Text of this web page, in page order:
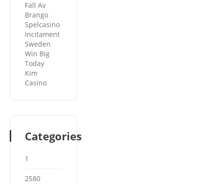
Fall Av
Brango
Spelcasino
Incitament
Sweden
Win Big
Today
Kim
Casino
Categories
1
2580